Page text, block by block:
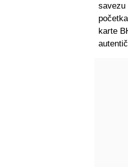
savezu
karte